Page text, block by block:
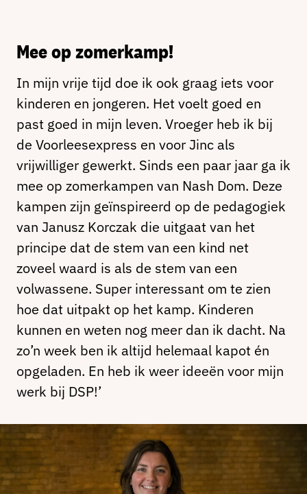
Mee op zomerkamp!
In mijn vrije tijd doe ik ook graag iets voor
kinderen en jongeren. Het voelt goed en
past goed in mijn leven. Vroeger heb ik bij
de Voorleesexpress en voor Jinc als
vrijwilliger gewerkt. Sinds een paar jaar ga ik
mee op zomerkampen van Nash Dom. Deze
kampen zijn geïnspireerd op de pedagogiek
van Janusz Korczak die uitgaat van het
principe dat de stem van een kind net
zoveel waard is als de stem van een
volwassene. Super interessant om te zien
hoe dat uitpakt op het kamp. Kinderen
kunnen en weten nog meer dan ik dacht. Na
zo’n week ben ik altijd helemaal kapot én
opgeladen. En heb ik weer ideeën voor mijn
werk bij DSP!’